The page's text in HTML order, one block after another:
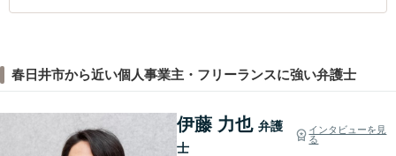
春日井市から近い個人事業主・フリーランスに強い弁護士
伊藤 力也 弁護
士
インタビューを見
る